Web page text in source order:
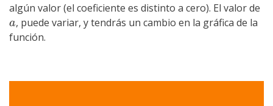
algún valor (el coeficiente es distinto a cero). El valor de
a
a, puede variar, y tendrás un cambio en la gráfica de la
función.